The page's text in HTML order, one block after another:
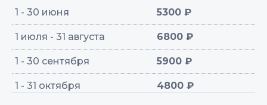
1 - 30 июня 5300 ₽
1 июля - 31 августа 6800 ₽
1 - 30 сентября 5900 ₽
1 - 31 октября 4800 ₽